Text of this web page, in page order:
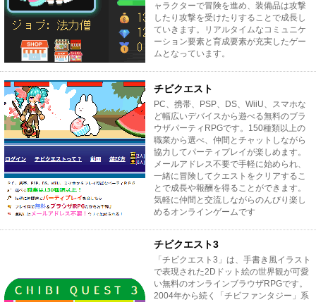
ャラクターで冒険を進め、装備品は攻撃
したり攻撃を受けたりすることで成長し
ていきます。リアルタイムなコミュニケ
ーション要素と育成要素が充実したゲー
ムとなっています。
チビクエスト
PC、携帯、PSP、DS、WiiU、スマホな
ど幅広いデバイスから遊べる無料のブラ
ウザパーティRPGです。150種類以上の
職業から選べ、仲間とチャットしながら
協力してパーティプレイが楽しめます。
メールアドレス不要で手軽に始められ、
一緒に冒険してクエストをクリアするこ
とで成長や報酬を得ることができます。
気軽に仲間と交流しながらのんびり楽し
めるオンラインゲームです
チビクエスト3
「チビクエスト3」は、手書き風イラスト
で表現された2Dドット絵の世界観が可愛
い無料のオンラインブラウザRPGです。
2004年から続く「チビファンタジー」系